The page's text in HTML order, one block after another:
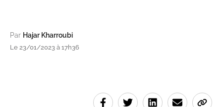
Par Hajar Kharroubi
Le 23/01/2023 à 17h36